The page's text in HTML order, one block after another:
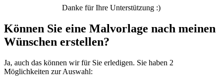
Danke für Ihre Unterstützung :)
Können Sie eine Malvorlage nach meinen
Wünschen erstellen?
Ja, auch das können wir für Sie erledigen. Sie haben 2
Möglichkeiten zur Auswahl: